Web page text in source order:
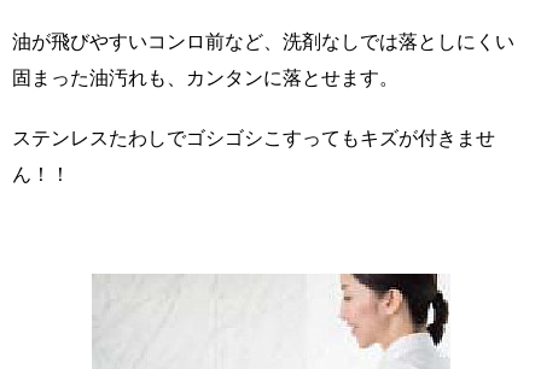
油が飛びやすいコンロ前など、洗剤なしでは落としにくい
固まった油汚れも、カンタンに落とせます。
ステンレスたわしでゴシゴシこすってもキズが付きませ
ん！！